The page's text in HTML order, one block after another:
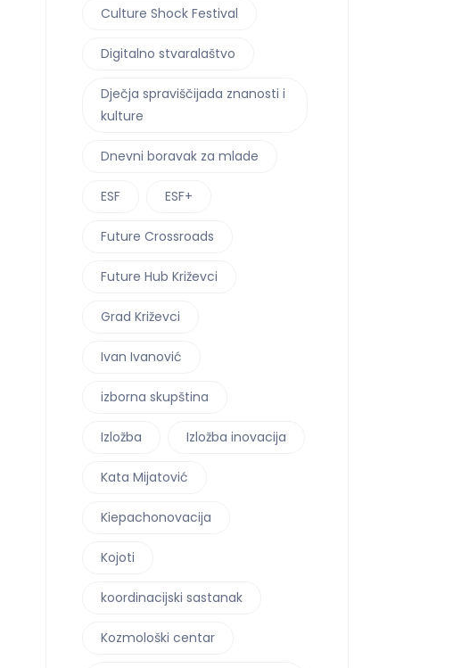
Culture Shock Festival
Digitalno stvaralaštvo
Dječja spraviščijada znanosti i
kulture
Dnevni boravak za mlade
ESF ESF+
Future Crossroads
Future Hub Križevci
Grad Križevci
Ivan Ivanović
izborna skupština
Izložba Izložba inovacija
Kata Mijatović
Kiepachonovacija
Kojoti
koordinacijski sastanak
Kozmološki centar